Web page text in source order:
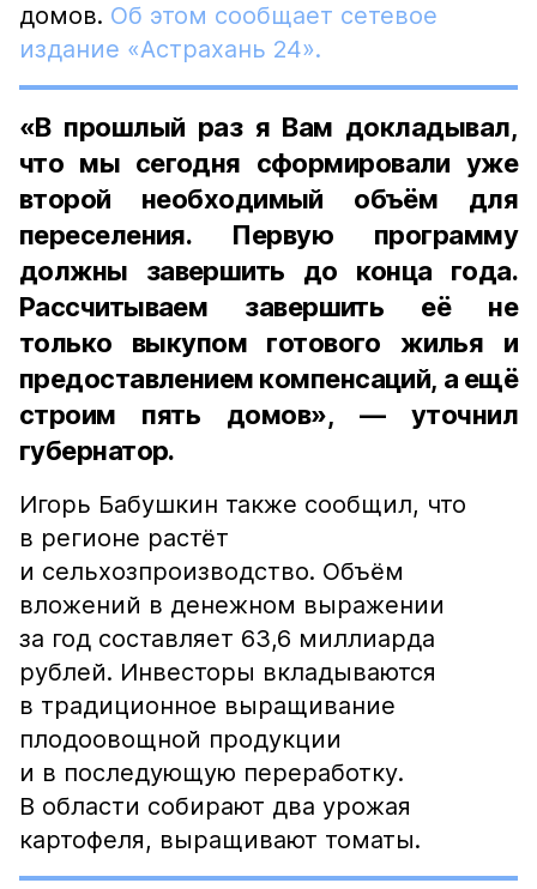
домов. Об этом сообщает сетевое
издание «Астрахань 24».
«В прошлый раз я Вам докладывал,
что мы сегодня сформировали уже
второй необходимый объём для
переселения. Первую программу
должны завершить до конца года.
Рассчитываем завершить её не
только выкупом готового жилья и
предоставлением компенсаций, а ещё
строим пять домов», — уточнил
губернатор.
Игорь Бабушкин также сообщил, что
в регионе растёт
и сельхозпроизводство. Объём
вложений в денежном выражении
за год составляет 63,6 миллиарда
рублей. Инвесторы вкладываются
в традиционное выращивание
плодоовощной продукции
и в последующую переработку.
В области собирают два урожая
картофеля, выращивают томаты.